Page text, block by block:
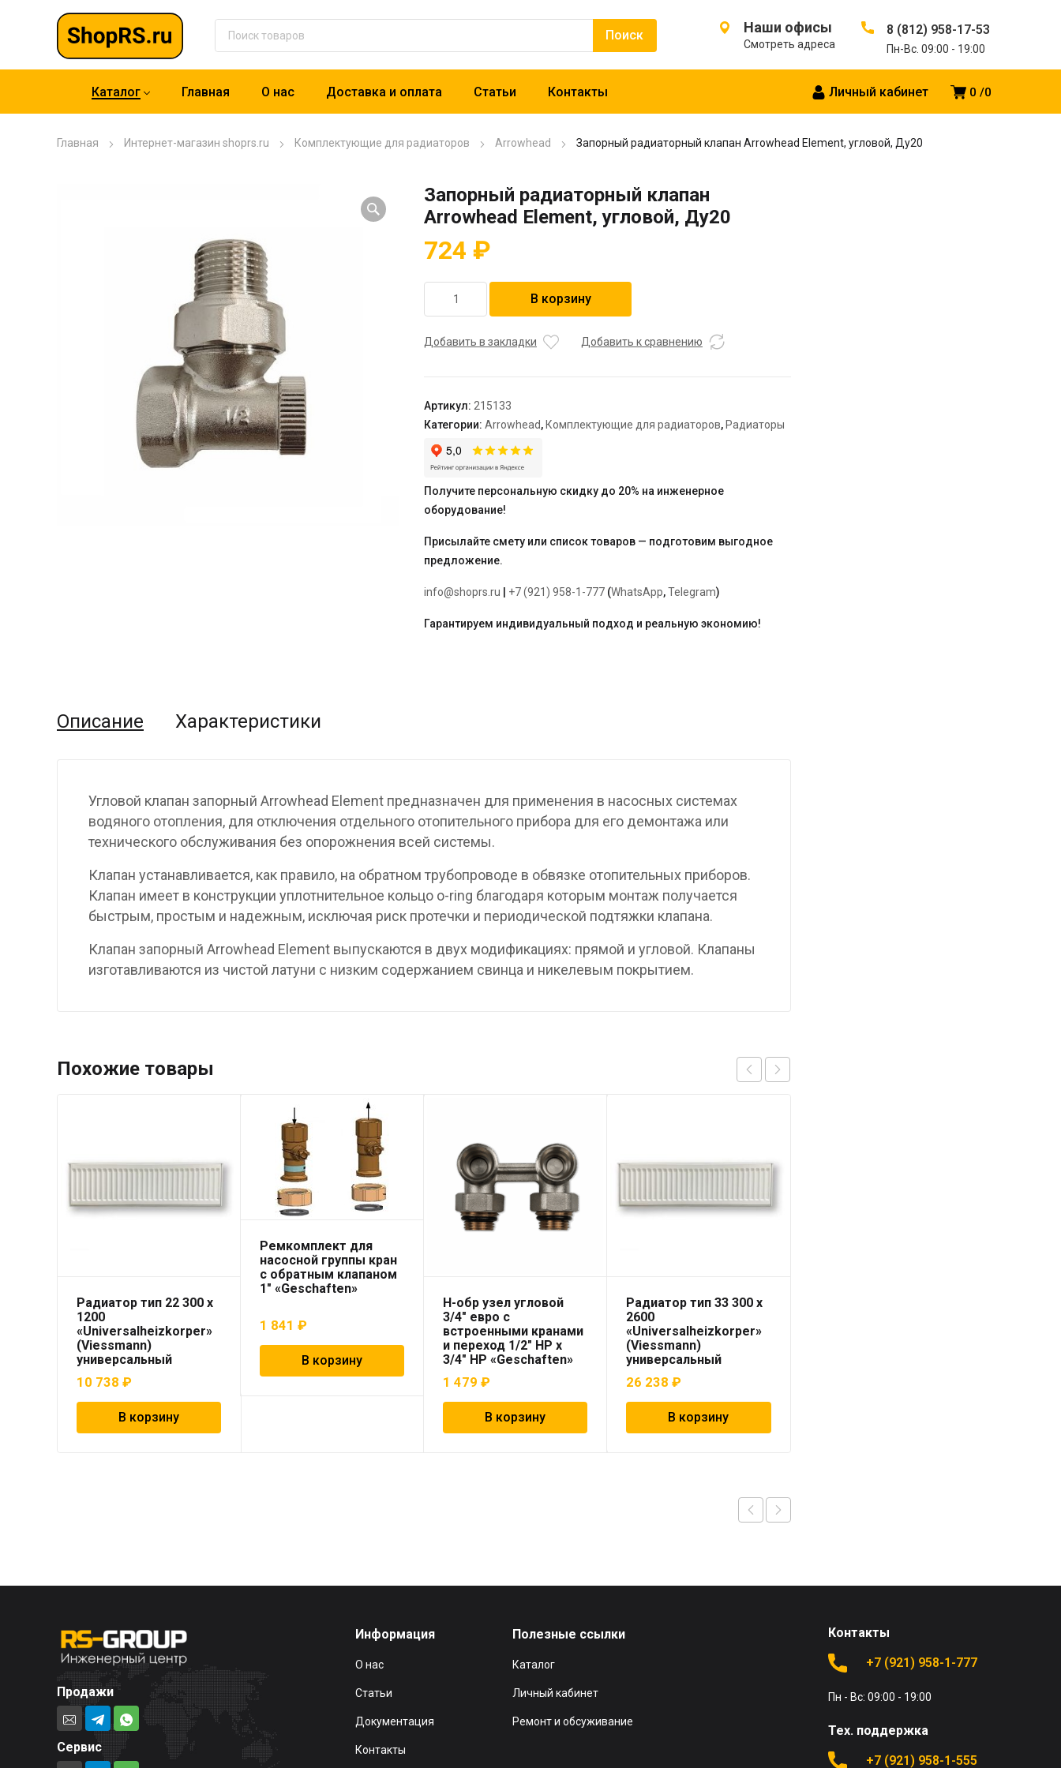
Наши офисы
Смотреть адреса
8 (812) 958-17-53
Пн-Вс. 09:00 - 19:00
0 0
Личный кабинет
Каталог Главная О нас Доставка и оплата Статьи Контакты
Главная Интернет-магазин shoprs.ru Комплектующие для радиаторов Arrowhead Запорный радиаторный клапан Arrowhead Element, угловой, Ду20
Запорный радиаторный клапан
Arrowhead Element, угловой, Ду20
724 ₽
товара
радиаторный
угловой,
Ду20
В корзину
Добавить в закладки Добавить к сравнению
Артикул: 215133
Категории: Arrowhead, Комплектующие для радиаторов, Радиаторы
Получите персональную скидку до 20% на инженерное
оборудование!
Присылайте смету или список товаров — подготовим выгодное
предложение.
info@shoprs.ru +7 (921) 958-1-777 (WhatsApp,Telegram)
Гарантируем индивидуальный подход и реальную экономию!
Описание Характеристики
Угловой клапан запорный Arrowhead Element предназначен для применения в насосных системах
водяного отопления, для отключения отдельного отопительного прибора для его демонтажа или
технического обслуживания без опорожнения всей системы.
Клапан устанавливается, как правило, на обратном трубопроводе в обвязке отопительных приборов.
Клапан имеет в конструкции уплотнительное кольцо o-ring благодаря которым монтаж получается
быстрым, простым и надежным, исключая риск протечки и периодической подтяжки клапана.
Клапан запорный Arrowhead Element выпускаются в двух модификациях: прямой и угловой. Клапаны
изготавливаются из чистой латуни с низким содержанием свинца и никелевым покрытием.
Похожие товары
Радиатор тип 22 300 x
1200
«Universalheizkorper»
(Viessmann)
универсальный
10 738 ₽
В корзину
Ремкомплект для
насосной группы кран
с обратным клапаном
1″ «Geschaften»
1 841₽
В корзину
Н-обр узел угловой
3/4″ евро с
встроенными кранами
и переход 1/2″ НР х
3/4″ НР «Geschaften»
1 479₽
В корзину
Радиатор тип 33 300 x
2600
«Universalheizkorper»
(Viessmann)
универсальный
26 238₽
В корзину
Продажи
Сервис
Информация
О нас
Статьи
Документация
Контакты
Полезные ссылки
Каталог
Личный кабинет
Ремонт и обсуживание
Контакты
+7 (921) 958-1-777
Пн - Вс: 09:00 - 19:00
Тех. поддержка
+7 (921) 958-1-555